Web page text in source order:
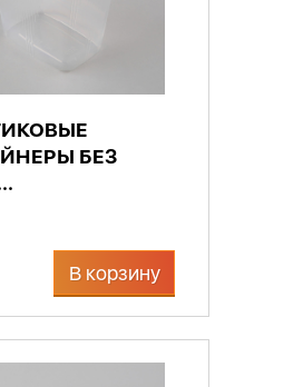
БЕЗ
В корзину